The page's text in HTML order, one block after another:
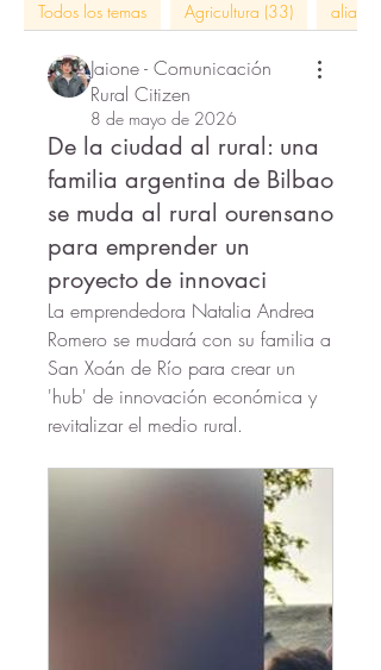
Todos los temas Agricultura (33)
Jaione - Comunicación
Rural Citizen
8 de mayo de 2026
De la ciudad al rural: una
familia argentina de Bilbao
se muda al rural ourensano
para emprender un
proyecto de innovaci
La emprendedora Natalia Andrea
Romero se mudará con su familia a
San Xoán de Río para crear un
'hub' de innovación económica y
revitalizar el medio rural.